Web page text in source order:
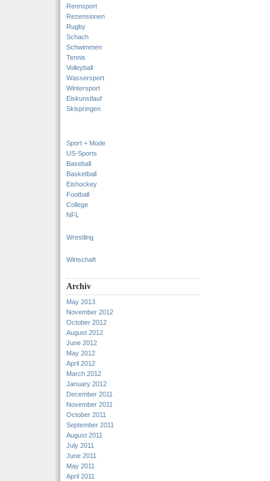
Rennsport
Rezensionen
Rugby
Schach
Schwimmen
Tennis
Volleyball
Wassersport
Wintersport
Eiskunstlauf
Skispringen
Sport + Mode
US-Sports
Baseball
Basketball
Eishockey
Football
College
NFL
Wrestling
Wirtschaft
Archiv
May 2013
November 2012
October 2012
August 2012
June 2012
May 2012
April 2012
March 2012
January 2012
December 2011
November 2011
October 2011
September 2011
August 2011
July 2011
June 2011
May 2011
April 2011